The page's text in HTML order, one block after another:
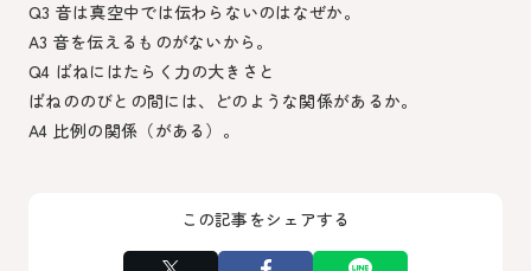
Q3 音は真空中では伝わらないのはなぜか。
A3 音を伝えるものがないから。
Q4 ばねにはたらく力の大きさと
ばねののびとの間には、どのような関係があるか。
A4 比例の関係（がある）。
この記事をシェアする